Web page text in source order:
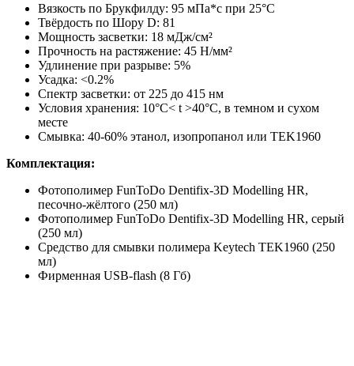
Вязкость по Брукфилду: 95 мПа*с при 25°C
Твёрдость по Шору D: 81
Мощность засветки: 18 мДж/см²
Прочность на растяжение: 45 Н/мм²
Удлинение при разрыве: 5%
Усадка: <0.2%
Спектр засветки: от 225 до 415 нм
Условия хранения: 10°C< t >40°C, в темном и сухом
месте
Смывка: 40-60% этанол, изопропанол или TEK1960
Комплектация:
Фотополимер FunToDo Dentifix-3D Modelling HR,
песочно-жёлтого (250 мл)
Фотополимер FunToDo Dentifix-3D Modelling HR, серый
(250 мл)
Средство для смывки полимера Keytech TEK1960 (250
мл)
Фирменная USB-flash (8 Гб)